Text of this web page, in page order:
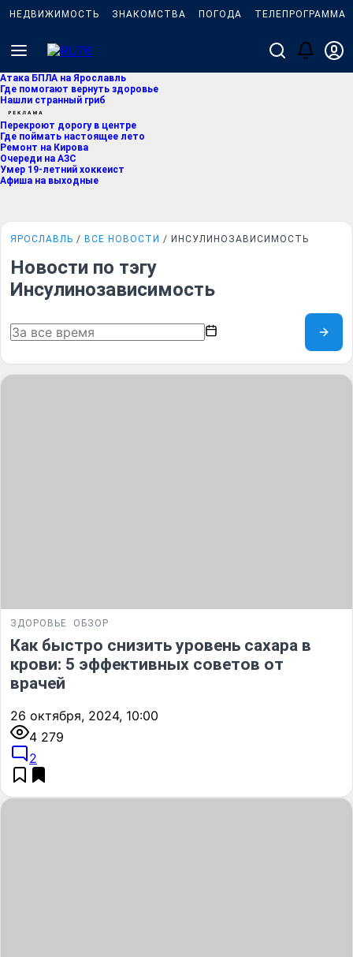
НЕДВИЖИМОСТЬ ЗНАКОМСТВА ПОГОДА ТЕЛЕПРОГРАММА
Атака БПЛА на Ярославль
Где помогают вернуть здоровье
Нашли странный гриб
Перекроют дорогу в центре
Где поймать настоящее лето
Ремонт на Кирова
Очереди на АЗС
Умер 19-летний хоккеист
Афиша на выходные
ЯРОСЛАВЛЬ ВСЕ НОВОСТИ ИНСУЛИНОЗАВИСИМОСТЬ
Новости по тэгу
Инсулинозависимость
ЗДОРОВЬЕ ОБЗОР
Как быстро снизить уровень сахара в
крови: 5 эффективных советов от
врачей
26 октября, 2024, 10:00
4 279
2